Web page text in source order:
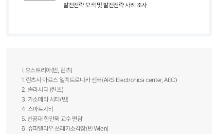
발전전략 모색 및 발전전략 사례 조사
Ⅰ. 오스트리아(빈, 린츠)
1. 린츠시 아르스 엘렉트로니카 센터(ARS Electronica center, AEC)
2. 솔라시티 (린츠)
3. 가소메타 시티(빈)
4. 스마트시티
5. 빈공대 한만욱 교수 면담
6. 슈피텔라우 쓰레기소각장(빈 Wien)